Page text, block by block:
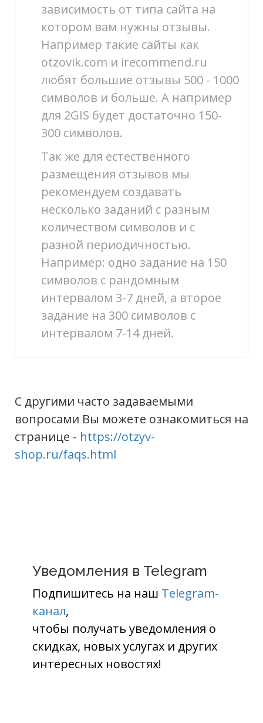
зависимость от типа сайта на
котором вам нужны отзывы.
Например такие сайты как
otzovik.com и irecommend.ru
любят большие отзывы 500 - 1000
символов и больше. А например
для 2GIS будет достаточно 150-
300 символов.
Так же для естественного
размещения отзывов мы
рекомендуем создавать
несколько заданий с разным
количеством символов и с
разной периодичностью.
Например: одно задание на 150
символов с рандомным
интервалом 3-7 дней, а второе
задание на 300 символов с
интервалом 7-14 дней.
С другими часто задаваемыми
вопросами Вы можете ознакомиться на
странице - https://otzyv-
shop.ru/faqs.html
Уведомления в Telegram
Подпишитесь на наш Telegram-
канал,
чтобы получать уведомления о
скидках, новых услугах и других
интересных новостях!